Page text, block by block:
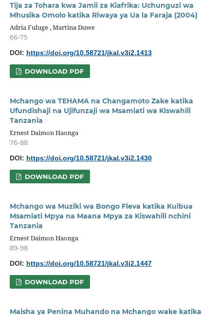
Tija za Tohara kwa Jamii za Kiafrika: Uchunguzi wa
Mhusika Omolo katika Riwaya ya Ua la Faraja (2004)
Adria Fuluge , Martina Duwe
66-75
DOI: https://doi.org/10.58721/jkal.v3i2.1413
DOWNLOAD PDF
Mchango wa TEHAMA na Changamoto Zake katika
Ufundishaji na Ujifunzaji wa Msamiati wa Kiswahili
Tanzania
Ernest Daimon Haonga
76-88
DOI: https://doi.org/10.58721/jkal.v3i2.1430
DOWNLOAD PDF
Mchango wa Muziki wa Bongo Fleva katika Kuibua
Msamiati Mpya na Maana Mpya za Kiswahili nchini
Tanzania
Ernest Daimon Haonga
89-98
DOI: https://doi.org/10.58721/jkal.v3i2.1447
DOWNLOAD PDF
Maisha ya Penina Muhando na Mchango wake katika